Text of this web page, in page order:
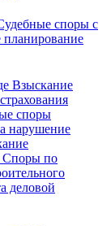
споры с
планирование
Взыскание
споры
нарушение
Споры по
деловой